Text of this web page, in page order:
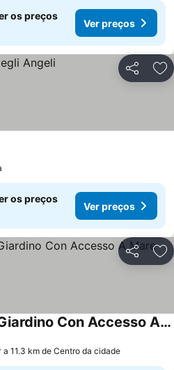
os preços
Ver preços
Partilhar
os preços
Ver preços
Partilhar
Appartamento Con Giardino Con Accesso A Mare
a 11.3 km de Centro da cidade